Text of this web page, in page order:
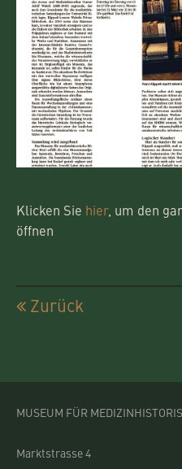
Klicken Sie hier, um den
öffnen
Zurück
MUSEUM FÜR
Marktstrasse 4